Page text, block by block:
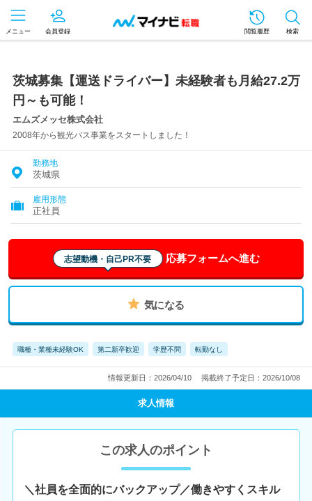
メニュー 会員登録 閲覧履歴 検索
茨城募集【運送ドライバー】未経験者も月給27.2万
円～も可能！
エムズメッセ株式会社
2008年から観光バス事業をスタートしました！
勤務地
茨城県
雇用形態
正社員
志望動機・自己PR不要 応募フォームへ進む
気になる
職種・業種未経験OK 第二新卒歓迎 学歴不問 転勤なし
情報更新日：2026/04/10 掲載終了予定日：2026/10/08
求人情報
この求人のポイント
＼社員を全面的にバックアップ／働きやすくスキル